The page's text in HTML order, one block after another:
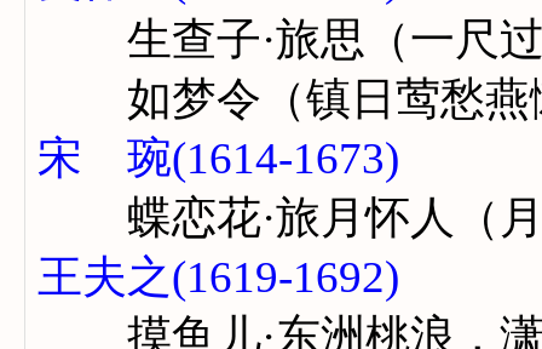
生查子·旅思（一尺
如梦令（镇日莺愁燕
宋 琬(1614-1673)
蝶恋花·旅月怀人（月
王夫之(1619-1692)
摸鱼儿·东洲桃浪，潇